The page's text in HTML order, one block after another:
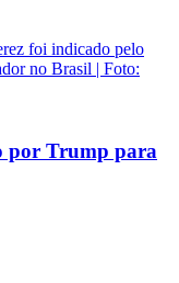
por Trump para